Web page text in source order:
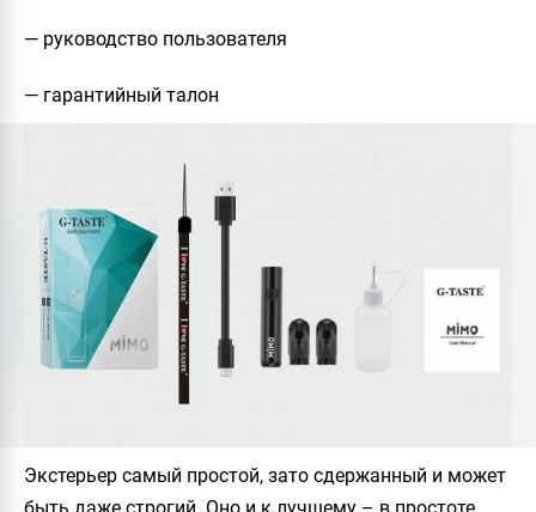
— руководство пользователя
— гарантийный талон
Экстерьер самый простой, зато сдержанный и может